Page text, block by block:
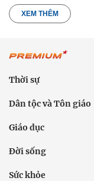
XEM THÊM
Thời sự
Dân tộc và Tôn giáo
Giáo dục
Đời sống
Sức khỏe